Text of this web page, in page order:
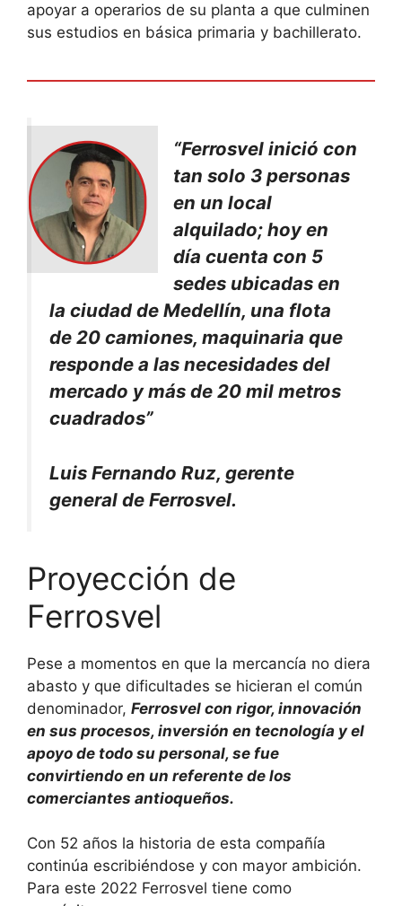
apoyar a operarios de su planta a que culminen
sus estudios en básica primaria y bachillerato.
“Ferrosvel inició con
tan solo 3 personas
en un local
alquilado; hoy en
día cuenta con 5
sedes ubicadas en
la ciudad de Medellín, una flota
de 20 camiones, maquinaria que
responde a las necesidades del
mercado y más de 20 mil metros
cuadrados”
Luis Fernando Ruz, gerente
general de Ferrosvel.
Proyección de
Ferrosvel
Pese a momentos en que la mercancía no diera
abasto y que dificultades se hicieran el común
denominador, Ferrosvel con rigor, innovación
en sus procesos, inversión en tecnología y el
apoyo de todo su personal, se fue
convirtiendo en un referente de los
comerciantes antioqueños.
Con 52 años la historia de esta compañía
continúa escribiéndose y con mayor ambición.
Para este 2022 Ferrosvel tiene como